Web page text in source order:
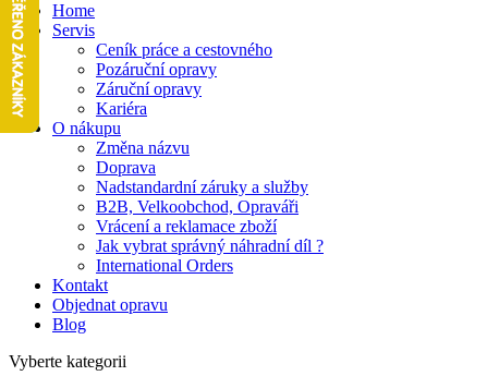
Home
Servis
Ceník práce a cestovného
Pozáruční opravy
Záruční opravy
Kariéra
O nákupu
Změna názvu
Doprava
Nadstandardní záruky a služby
B2B, Velkoobchod, Opraváři
Vrácení a reklamace zboží
Jak vybrat správný náhradní díl ?
International Orders
Kontakt
Objednat opravu
Blog
Vyberte kategorii